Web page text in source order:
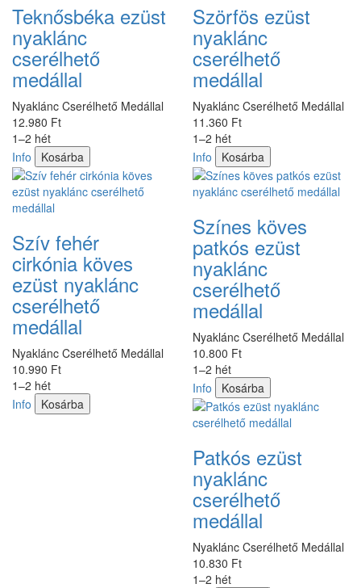
Teknősbéka ezüst
nyaklánc
cserélhető
medállal
Nyaklánc Cserélhető Medállal
12.980 Ft
1–2 hét
Info
Kosárba
Szörfös ezüst
nyaklánc
cserélhető
medállal
Nyaklánc Cserélhető Medállal
11.360 Ft
1–2 hét
Info
Kosárba
Szív fehér
cirkónia köves
ezüst nyaklánc
cserélhető
medállal
Nyaklánc Cserélhető Medállal
10.990 Ft
1–2 hét
Info
Kosárba
Színes köves
patkós ezüst
nyaklánc
cserélhető
medállal
Nyaklánc Cserélhető Medállal
10.800 Ft
1–2 hét
Info
Kosárba
Patkós ezüst
nyaklánc
cserélhető
medállal
Nyaklánc Cserélhető Medállal
10.830 Ft
1–2 hét